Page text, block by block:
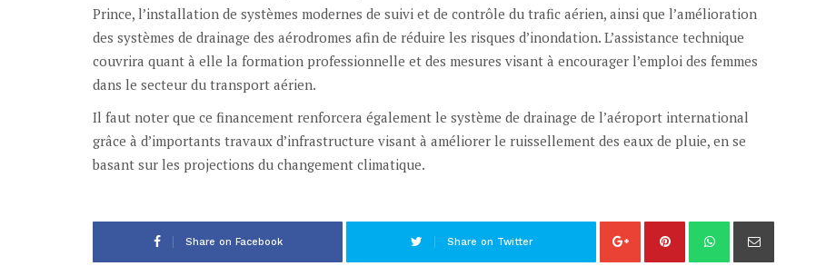
Prince, l’installation de systèmes modernes de suivi et de contrôle du trafic aérien, ainsi que l’amélioration
des systèmes de drainage des aérodromes afin de réduire les risques d’inondation. L’assistance technique
couvrira quant à elle la formation professionnelle et des mesures visant à encourager l’emploi des femmes
dans le secteur du transport aérien.
Il faut noter que ce financement renforcera également le système de drainage de l’aéroport international
grâce à d’importants travaux d’infrastructure visant à améliorer le ruissellement des eaux de pluie, en se
basant sur les projections du changement climatique.
Share on Facebook Share on Twitter